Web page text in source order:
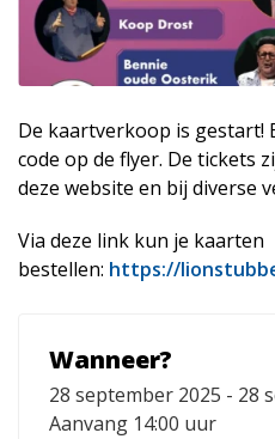
De kaartverkoop is gestart!
code op de flyer. De tickets
deze website en bij diverse
Via deze link kun je kaarten
bestellen: https://
Wanneer?
28 september 2025 - 28
Aanvang 14:00 uur